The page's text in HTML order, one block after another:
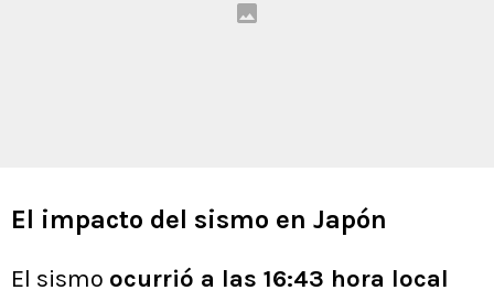
El impacto del sismo en Japón
El sismo ocurrió a las 16:43 hora local